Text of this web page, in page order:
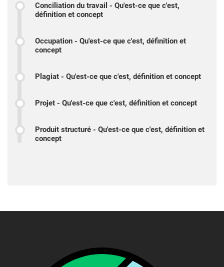
Conciliation du travail - Qu'est-ce que c'est,
définition et concept
Occupation - Qu'est-ce que c'est, définition et
concept
Plagiat - Qu'est-ce que c'est, définition et concept
Projet - Qu'est-ce que c'est, définition et concept
Produit structuré - Qu'est-ce que c'est, définition et
concept